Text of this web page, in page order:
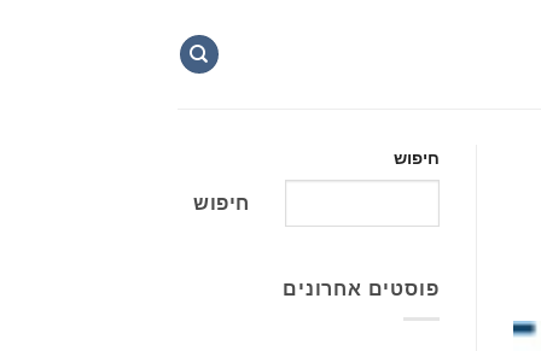
חיפוש
חיפוש
פוסטים אחרונים